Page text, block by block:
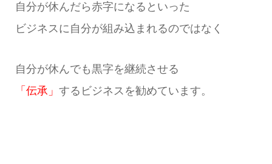
自分が休んだら赤字になるといった
ビジネスに自分が組み込まれるのではなく
自分が休んでも黒字を継続させる
「伝承」 するビジネスを勧めています。